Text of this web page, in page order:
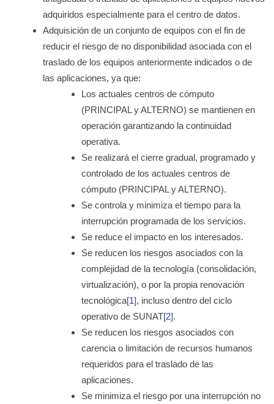
adquiridos especialmente para el centro de datos.
Adquisición de un conjunto de equipos con el fin de
reducir el riesgo de no disponibilidad asociada con el
traslado de los equipos anteriormente indicados o de
las aplicaciones, ya que:
Los actuales centros de cómputo
(PRINCIPAL y ALTERNO) se mantienen en
operación garantizando la continuidad
operativa.
Se realizará el cierre gradual, programado y
controlado de los actuales centros de
cómputo (PRINCIPAL y ALTERNO).
Se controla y minimiza el tiempo para la
interrupción programada de los servicios.
Se reduce el impacto en los interesados.
Se reducen los riesgos asociados con la
complejidad de la tecnología (consolidación,
virtualización), o por la propia renovación
tecnológica[1], incluso dentro del ciclo
operativo de SUNAT[2].
Se reducen los riesgos asociados con
carencia o limitación de recursos humanos
requeridos para el traslado de las
aplicaciones.
Se minimiza el riesgo por una interrupción no